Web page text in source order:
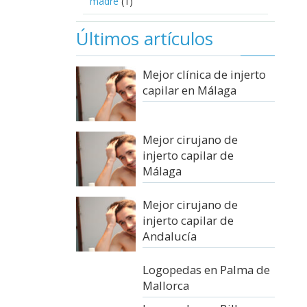
Últimos artículos
Mejor clínica de injerto
capilar en Málaga
Mejor cirujano de
injerto capilar de
Málaga
Mejor cirujano de
injerto capilar de
Andalucía
Logopedas en Palma de
Mallorca